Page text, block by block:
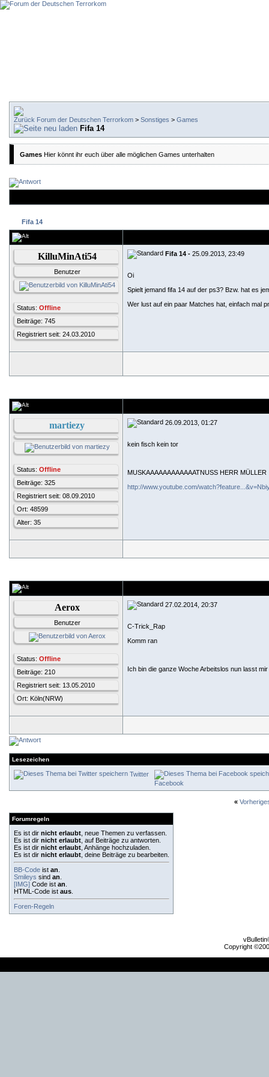
Forum der Deutschen Terrorkom > Sonstiges > Games
Fifa 14
Games Hier könnt ihr euch über alle möglichen Games unterhalten
Fifa 14
KilluMinAti54
Benutzer
Status: Offline
Beiträge: 745
Registriert seit: 24.03.2010
Fifa 14 - 25.09.2013, 23:49
Oi
Spielt jemand fifa 14 auf der ps3? Bzw. hat es
Wer lust auf ein paar Matches hat, einfach mal
martiezy
Status: Offline
Beiträge: 325
Registriert seit: 08.09.2010
Ort: 48599
Alter: 35
26.09.2013, 01:27
kein fisch kein tor
MUSKAAAAAAAAAAAATNUSS HERR MÜLLER
http://www.youtube.com/
Aerox
Benutzer
Status: Offline
Beiträge: 210
Registriert seit: 13.05.2010
Ort: Köln(NRW)
27.02.2014, 20:37
C-Trick_Rap
Komm ran
Ich bin die ganze Woche Arbeitslos nun lasst
Lesezeichen
Twitter
Facebook
«
Forumregeln
Es ist dir nicht erlaubt , neue Themen zu verfassen.
Es ist dir nicht erlaubt , auf Beiträge zu antworten.
Es ist dir nicht erlaubt , Anhänge hochzuladen.
Es ist dir nicht erlaubt , deine Beiträge zu bearbeiten.
BB-Code ist an
Smileys sind an
[IMG] Code ist an
HTML-Code ist aus
Foren-Regeln
Copyright